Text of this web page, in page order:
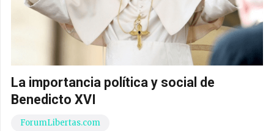
La importancia política y social de
Benedicto XVI
ForumLibertas.com